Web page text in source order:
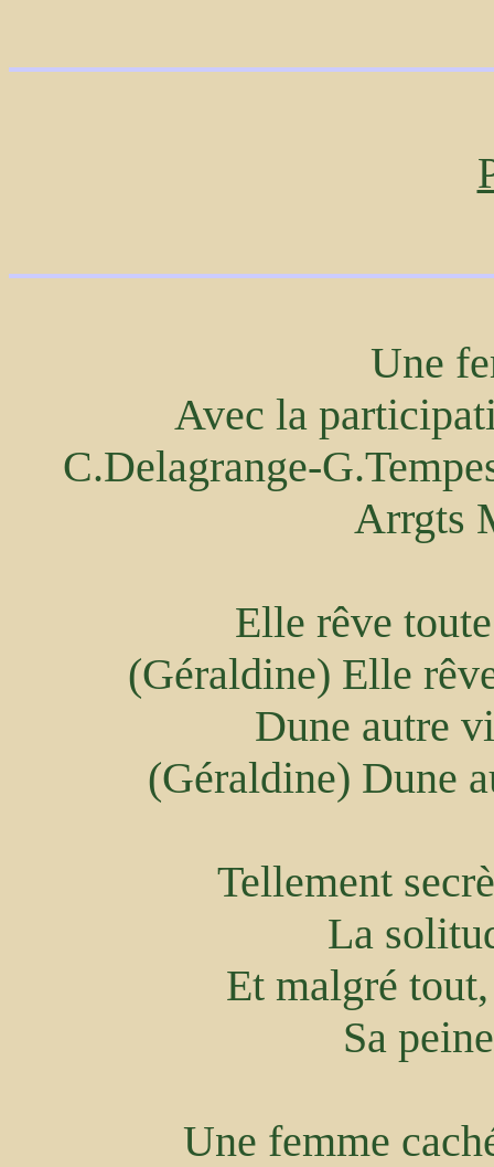
Une
Avec la
C.Delagrange-
Arrgts
Elle rêve
(Géraldine) Elle
Dune autre
(Géraldine) Dune
Tellement
La
Et malgré
Sa
Une femme